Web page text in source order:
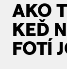
AKO
KEĎ
FOTÍ